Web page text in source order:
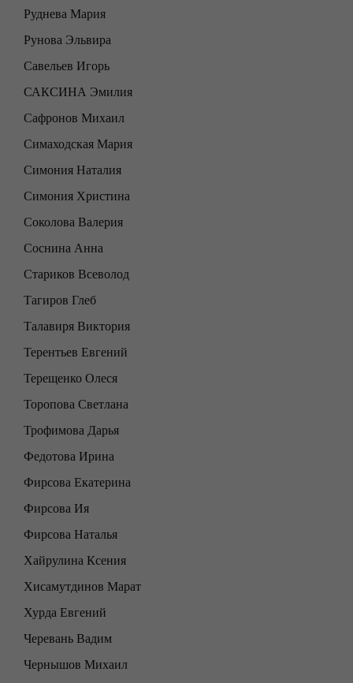
Руднева Мария
Рунова Эльвира
Савельев Игорь
САКСИНА Эмилия
Сафронов Михаил
Симаходская Мария
Симония Наталия
Симония Христина
Соколова Валерия
Соснина Анна
Стариков Всеволод
Тагиров Глеб
Талавиря Виктория
Терентьев Евгений
Терещенко Олеся
Торопова Светлана
Трофимова Дарья
Федотова Ирина
Фирсова Екатерина
Фирсова Ия
Фирсова Наталья
Хайрулина Ксения
Хисамутдинов Марат
Хурда Евгений
Черевань Вадим
Чернышов Михаил